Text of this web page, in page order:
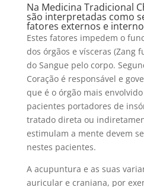
Na Medicina Tradicional
são interpretadas como
fatores externos e
Estes fatores impedem o
dos órgãos e vísceras (Zang
do Sangue pelo corpo.
Coração é responsável e
que é o órgão mais
pacientes portadores de
tratado direta ou
estimulam a mente devem
nestes pacientes.
A acupuntura e as suas
auricular e craniana, por